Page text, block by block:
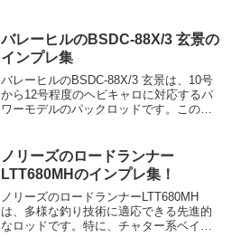
います。オーバーハングなどのピンスポ
ットを撃ち抜く...
バレーヒルのBSDC-88X/3 玄景の
インプレ集
バレーヒルのBSDC-88X/3 玄景は、10号
から12号程度のヘビキャロに対応するパ
ワーモデルのパックロッドです。このロ
は112cmです。重量は290gで、トップ...
ノリーズのロードランナー
LTT680MHのインプレ集！
ノリーズのロードランナーLTT680MH
は、多様な釣り技術に適応できる先進的
なロッドです。特に、チャター系ベイ